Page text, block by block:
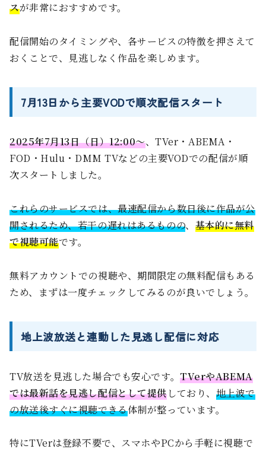
スが非常におすすめです。
配信開始のタイミングや、各サービスの特徴を押さえて
おくことで、見逃しなく作品を楽しめます。
7月13日から主要VODで順次配信スタート
2025年7月13日（日）12:00〜、TVer・ABEMA・
FOD・Hulu・DMM TVなどの主要VODでの配信が順
次スタートしました。
これらのサービスでは、最速配信から数日後に作品が公
開されるため、若干の遅れはあるものの、 基本的に無料
で視聴可能です。
無料アカウントでの視聴や、期間限定の無料配信もある
ため、まずは一度チェックしてみるのが良いでしょう。
地上波放送と連動した見逃し配信に対応
TV放送を見逃した場合でも安心です。TVerやABEMA
では最新話を見逃し配信として提供しており、 地上波で
の放送後すぐに視聴できる体制が整っています。
特にTVerは登録不要で、スマホやPCから手軽に視聴で